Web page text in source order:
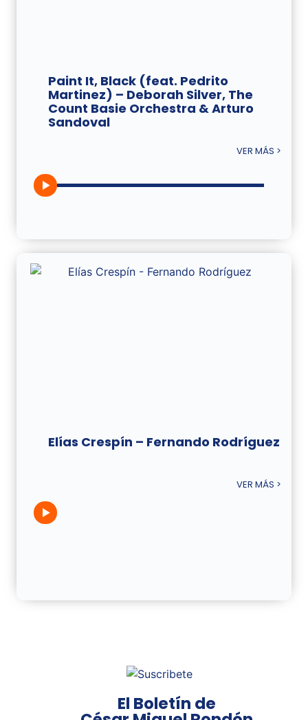
Paint It, Black (feat. Pedrito
Martinez) – Deborah Silver, The
Count Basie Orchestra & Arturo
Sandoval
VER MÁS >
Elías Crespín – Fernando Rodríguez
VER MÁS >
El Boletín de